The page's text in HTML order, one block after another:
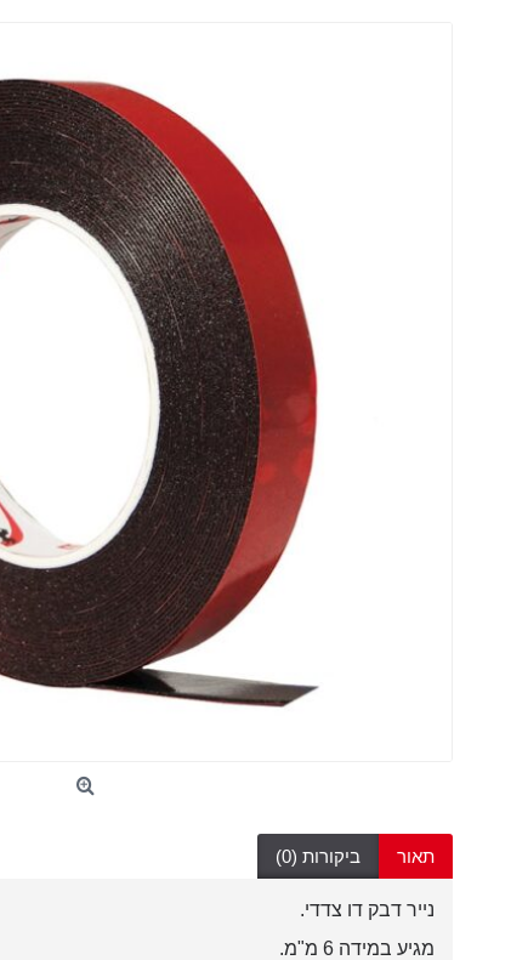
תאור ביקורות (0)
נייר דבק דו צדדי.
מגיע במידה 6 מ"מ.